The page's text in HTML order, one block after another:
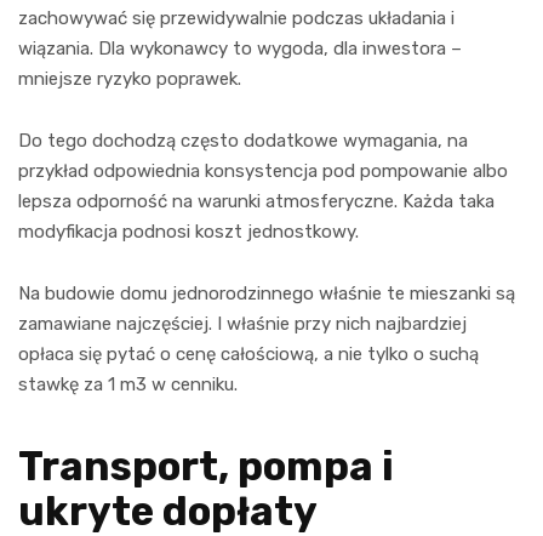
zachowywać się przewidywalnie podczas układania i
wiązania. Dla wykonawcy to wygoda, dla inwestora –
mniejsze ryzyko poprawek.
Do tego dochodzą często dodatkowe wymagania, na
przykład odpowiednia konsystencja pod pompowanie albo
lepsza odporność na warunki atmosferyczne. Każda taka
modyfikacja podnosi koszt jednostkowy.
Na budowie domu jednorodzinnego właśnie te mieszanki są
zamawiane najczęściej. I właśnie przy nich najbardziej
opłaca się pytać o cenę całościową, a nie tylko o suchą
stawkę za 1 m3 w cenniku.
Transport, pompa i
ukryte dopłaty